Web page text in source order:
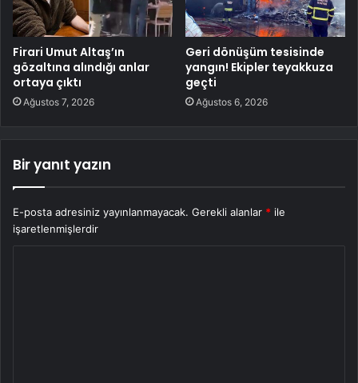
Firari Umut Altaş’ın
gözaltına alındığı anlar
ortaya çıktı
Ağustos 7, 2026
Geri dönüşüm tesisinde
yangın! Ekipler teyakkuza
geçti
Ağustos 6, 2026
Bir yanıt yazın
E-posta adresiniz yayınlanmayacak. Gerekli alanlar * ile
işaretlenmişlerdir